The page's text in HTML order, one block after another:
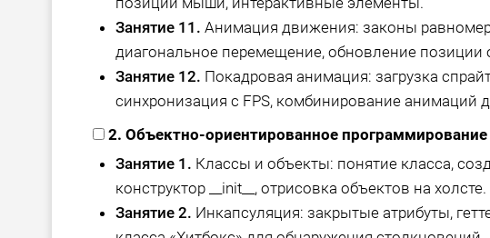
Занятие 11. Анимация движения: законы
диагональное перемещение, обновление позиции
Занятие 12. Покадровая анимация: загрузка
синхронизация с FPS, комбинирование
2. Объектно-ориентированное
Занятие 1. Классы и объекты: понятие класса,
конструктор __init__, отрисовка объектов на холсте.
Занятие 2. Инкапсуляция: закрытые атрибуты,